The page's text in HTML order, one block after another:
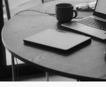
¿Hablamos?
Auditoría web gratis